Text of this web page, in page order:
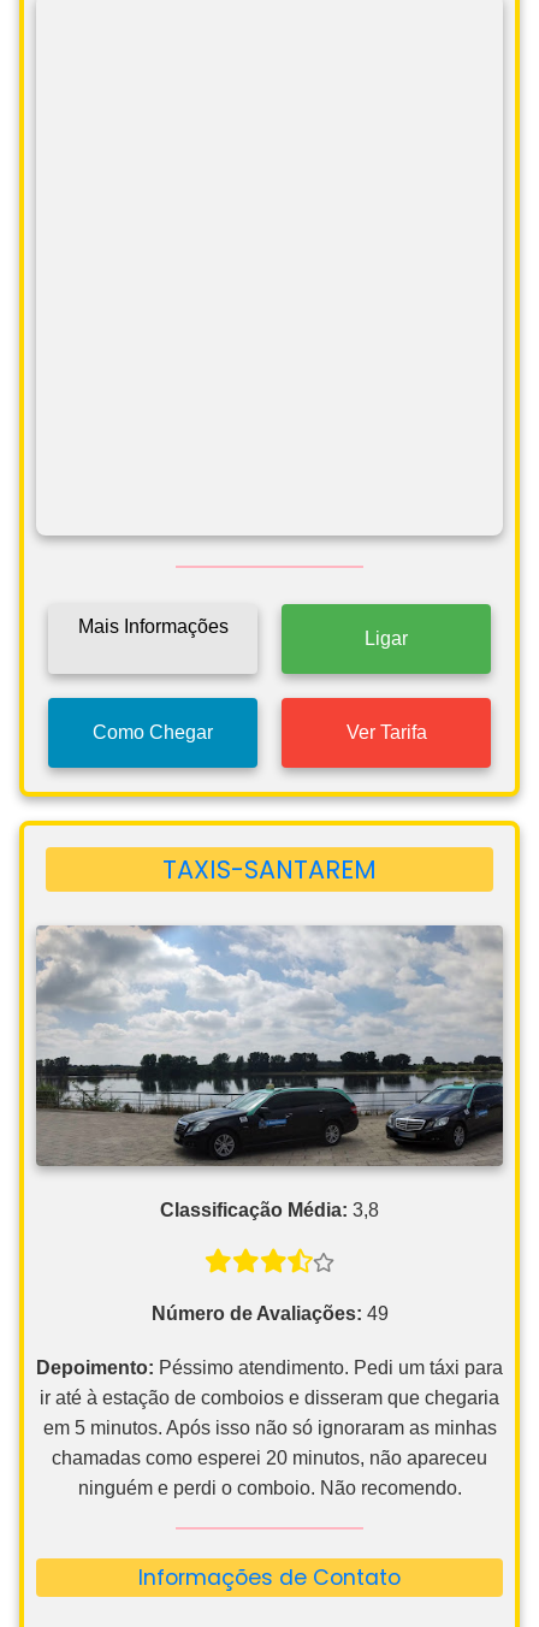
Mais Informações
Ligar
Como Chegar Ver Tarifa
TAXIS-SANTAREM
Classificação Média: 3,8
Número de Avaliações: 49
Depoimento: Péssimo atendimento. Pedi um táxi para
ir até à estação de comboios e disseram que chegaria
em 5 minutos. Após isso não só ignoraram as minhas
chamadas como esperei 20 minutos, não apareceu
ninguém e perdi o comboio. Não recomendo.
Informações de Contato